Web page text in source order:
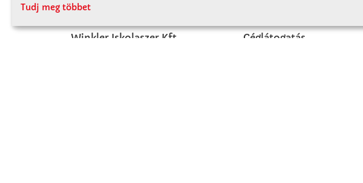
Winkler Iskolaszer Kft.
Céglátogatás
Tudj meg többet